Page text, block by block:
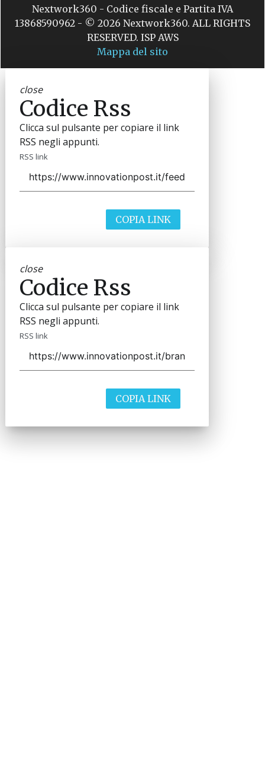
Nextwork360 - Codice fiscale e Partita IVA
13868590962 - © 2026 Nextwork360. ALL RIGHTS
RESERVED. ISP AWS
Mappa del sito
close
Codice Rss
Clicca sul pulsante per copiare il link
RSS negli appunti.
RSS link
COPIA LINK
close
Codice Rss
Clicca sul pulsante per copiare il link
RSS negli appunti.
RSS link
COPIA LINK